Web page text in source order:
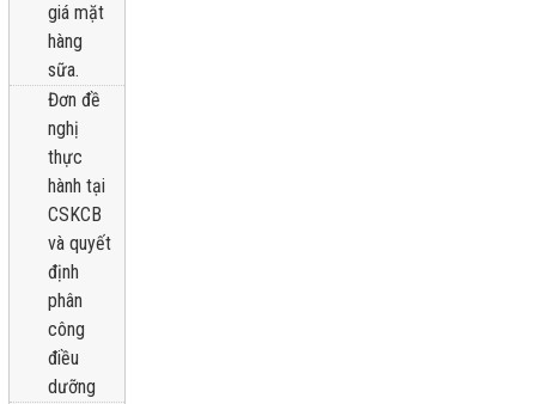
giá mặt
hàng
sữa.
Đơn đề
nghị
thực
hành tại
CSKCB
và quyết
định
phân
công
điều
dưỡng